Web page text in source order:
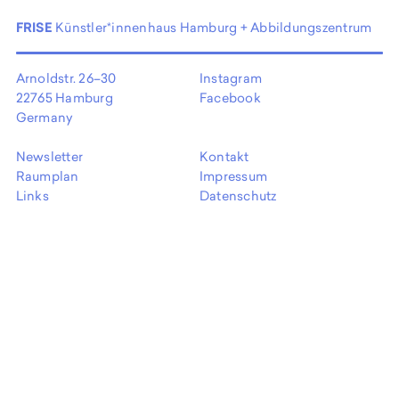
FRISE Künstler*innenhaus Hamburg + Abbildungszentrum
Arnoldstr. 26–30
22765 Hamburg
Germany
Instagram
Facebook
Newsletter
Raumplan
Links
Kontakt
Impressum
Datenschutz